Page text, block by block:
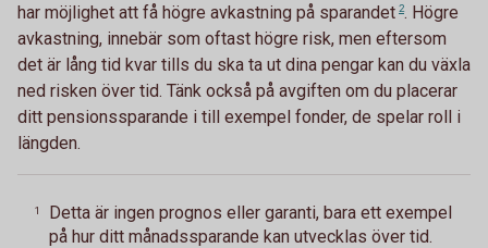
har möjlighet att få högre avkastning på sparandet 2. Högre
avkastning, innebär som oftast högre risk, men eftersom
det är lång tid kvar tills du ska ta ut dina pengar kan du växla
ned risken över tid. Tänk också på avgiften om du placerar
ditt pensionssparande i till exempel fonder, de spelar roll i
längden.
1
Detta är ingen prognos eller garanti, bara ett exempel
på hur ditt månadssparande kan utvecklas över tid.